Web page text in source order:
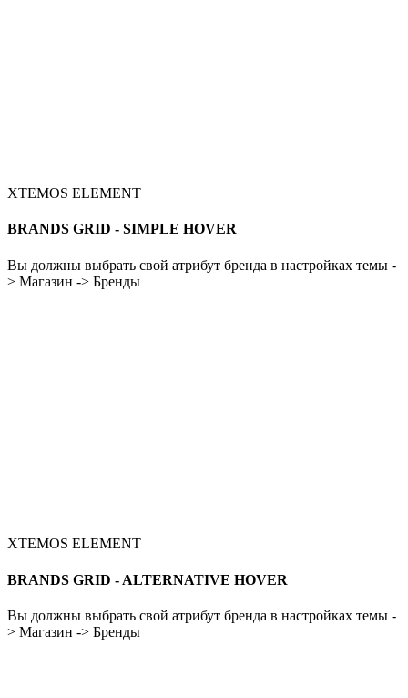
XTEMOS ELEMENT
BRANDS GRID - SIMPLE HOVER
Вы должны выбрать свой атрибут бренда в настройках темы -
> Магазин -> Бренды
XTEMOS ELEMENT
BRANDS GRID - ALTERNATIVE HOVER
Вы должны выбрать свой атрибут бренда в настройках темы -
> Магазин -> Бренды